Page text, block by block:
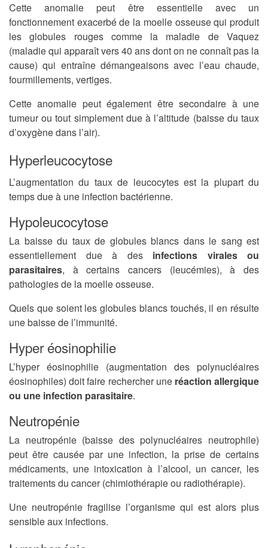
Cette anomalie peut être essentielle avec un
fonctionnement exacerbé de la moelle osseuse qui produit
les globules rouges comme la maladie de Vaquez
(maladie qui apparaît vers 40 ans dont on ne connaît pas la
cause) qui entraîne démangeaisons avec l’eau chaude,
fourmillements, vertiges.
Cette anomalie peut également être secondaire à une
tumeur ou tout simplement due à l’altitude (baisse du taux
d’oxygène dans l’air).
Hyperleucocytose
L’augmentation du taux de leucocytes est la plupart du
temps due à une infection bactérienne.
Hypoleucocytose
La baisse du taux de globules blancs dans le sang est
essentiellement due à des infections virales ou
parasitaires, à certains cancers (leucémies), à des
pathologies de la moelle osseuse.
Quels que soient les globules blancs touchés, il en résulte
une baisse de l’immunité.
Hyper éosinophilie
L’hyper éosinophilie (augmentation des polynucléaires
éosinophiles) doit faire rechercher une réaction allergique
ou une infection parasitaire.
Neutropénie
La neutropénie (baisse des polynucléaires neutrophile)
peut être causée par une infection, la prise de certains
médicaments, une intoxication à l’alcool, un cancer, les
traitements du cancer (chimiothérapie ou radiothérapie).
Une neutropénie fragilise l’organisme qui est alors plus
sensible aux infections.